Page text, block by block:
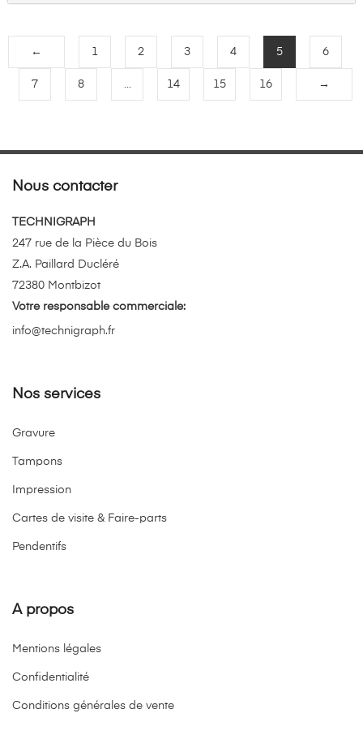
← 1 2 3 4 5 6
7 8 … 14 15 16 →
Nous contacter
TECHNIGRAPH
247 rue de la Pièce du Bois
Z.A. Paillard Ducléré
72380 Montbizot
Votre responsable commerciale:
info@technigraph.fr
Nos services
Gravure
Tampons
Impression
Cartes de visite & Faire-parts
Pendentifs
A propos
Mentions légales
Confidentialité
Conditions générales de vente